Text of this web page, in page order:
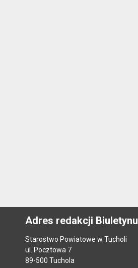
Adres redakcji Biuletynu
Starostwo Powiatowe w Tucholi
ul. Pocztowa 7
89-500 Tuchola